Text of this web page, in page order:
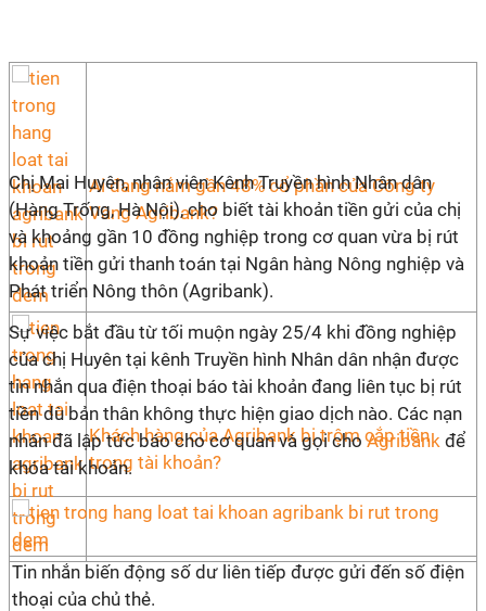
Ai đang nắm gần 48% cổ phần của Công ty
Vàng Agribank?
Khách hàng của Agribank bị trộm cắp tiền
trong tài khoản?
Chị Mai Huyên, nhân viên Kênh Truyền hình Nhân dân
(Hàng Trống, Hà Nội), cho biết tài khoản tiền gửi của chị
và khoảng gần 10 đồng nghiệp trong cơ quan vừa bị rút
khoản tiền gửi thanh toán tại Ngân hàng Nông nghiệp và
Phát triển Nông thôn (Agribank).
Sự việc bắt đầu từ tối muộn ngày 25/4 khi đồng nghiệp
của chị Huyên tại kênh Truyền hình Nhân dân nhận được
tin nhắn qua điện thoại báo tài khoản đang liên tục bị rút
tiền dù bản thân không thực hiện giao dịch nào. Các nạn
nhân đã lập tức báo cho cơ quan và gọi choAgribank để
khóa tài khoản.
Tin nhắn biến động số dư liên tiếp được gửi đến số điện
thoại của chủ thẻ.